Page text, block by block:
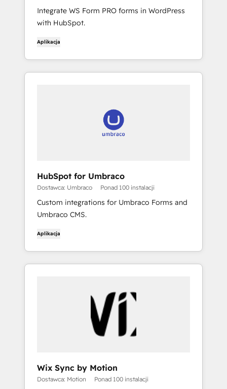
Integrate WS Form PRO forms in WordPress
with HubSpot.
Aplikacja
HubSpot for Umbraco
Dostawca: Umbraco Ponad 100 instalacji
Custom integrations for Umbraco Forms and
Umbraco CMS.
Aplikacja
Wix Sync by Motion
Dostawca: Motion Ponad 100 instalacji